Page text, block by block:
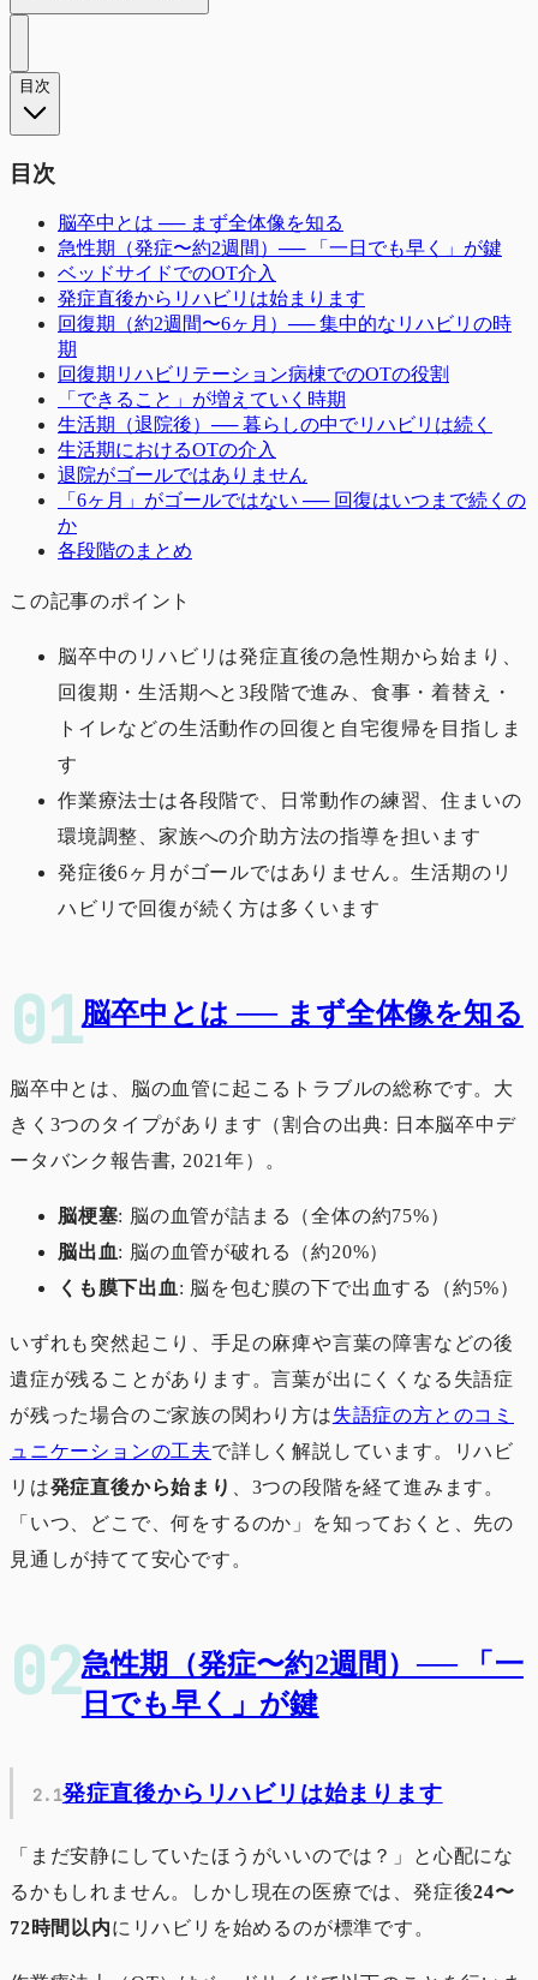
目次
目次
脳卒中とは ── まず全体像を知る
急性期（発症〜約2週間）── 「一日でも早く」が鍵
ベッドサイドでのOT介入
発症直後からリハビリは始まります
回復期（約2週間〜6ヶ月）── 集中的なリハビリの時
期
回復期リハビリテーション病棟でのOTの役割
「できること」が増えていく時期
生活期（退院後）── 暮らしの中でリハビリは続く
生活期におけるOTの介入
退院がゴールではありません
「6ヶ月」がゴールではない ── 回復はいつまで続くの
か
各段階のまとめ
この記事のポイント
脳卒中のリハビリは発症直後の急性期から始まり、
回復期・生活期へと3段階で進み、食事・着替え・
トイレなどの生活動作の回復と自宅復帰を目指しま
す
作業療法士は各段階で、日常動作の練習、住まいの
環境調整、家族への介助方法の指導を担います
発症後6ヶ月がゴールではありません。生活期のリ
ハビリで回復が続く方は多くいます
脳卒中とは ── まず全体像を知る
脳卒中とは、脳の血管に起こるトラブルの総称です。大
きく3つのタイプがあります（割合の出典: 日本脳卒中デ
ータバンク報告書, 2021年）。
脳梗塞: 脳の血管が詰まる（全体の約75%）
脳出血: 脳の血管が破れる（約20%）
くも膜下出血 : 脳を包む膜の下で出血する（約5%）
いずれも突然起こり、手足の麻痺や言葉の障害などの後
遺症が残ることがあります。言葉が出にくくなる失語症
が残った場合のご家族の関わり方は失語症の方とのコミ
ュニケーションの工夫で詳しく解説しています。リハビ
リは発症直後から始まり
、3つの段階を経て進みます。
「いつ、どこで、何をするのか」を知っておくと、先の
見通しが持てて安心です。
急性期（発症〜約2週間）── 「一
日でも早く」が鍵
発症直後からリハビリは始まります
「まだ安静にしていたほうがいいのでは？」と心配にな
るかもしれません。しかし現在の医療では、発症後24〜
72時間以内にリハビリを始めるのが標準です。